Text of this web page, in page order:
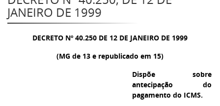
JANEIRO DE 1999
DECRETO Nº 40.250 DE 12 DE JANEIRO DE 1999
(MG de 13 e republicado em 15)
Dispõe sobre
antecipação do
pagamento do ICMS.